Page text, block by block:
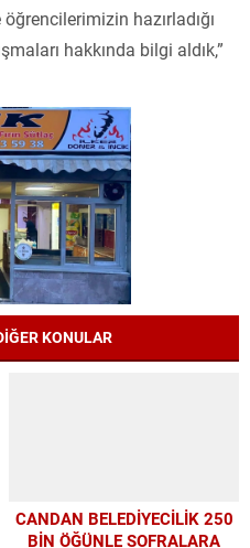
hazırladığı
hakkında bilgi aldık,”
KONULAR
CANDAN BELEDİYECİLİK 250
BİN ÖĞÜNLE SOFRALARA